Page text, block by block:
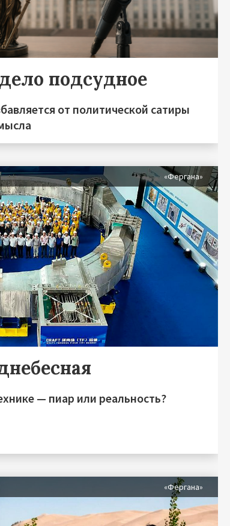
подсудное
от политической сатиры
«Фергана»
— пиар или реальность?
«Фергана»